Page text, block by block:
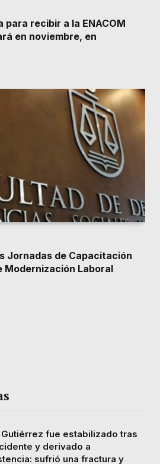
para recibir a la ENACOM
en noviembre, en
Jornadas de Capacitación
Modernización Laboral
fue estabilizado tras
y derivado a
sufrió una fractura y